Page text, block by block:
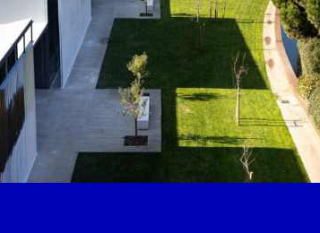
Els comptes clars
Memòria d'activitats
Proposta educativa